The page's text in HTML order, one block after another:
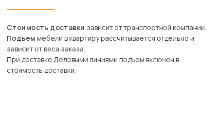
Стоимость доставки зависит от транспортной компании.
Подъем мебели в квартиру рассчитывается отдельно и
зависит от веса заказа.
При доставке Деловыми линиями подъем включен в
стоимость доставки.